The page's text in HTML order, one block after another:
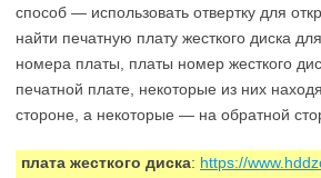
способ — использовать отвертку для
найти печатную плату жесткого диска
номера платы, платы номер жесткого
печатной плате, некоторые из них
стороне, а некоторые — на обратной
плата жесткого диска: https://